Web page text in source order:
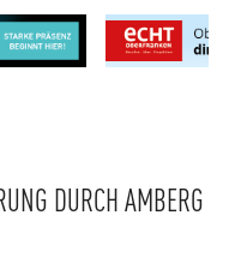
DURCH AMBERG